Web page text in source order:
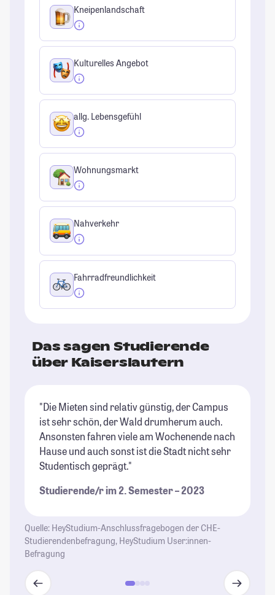
Kneipenlandschaft
Kulturelles Angebot
allg. Lebensgefühl
Wohnungsmarkt
Nahverkehr
Fahrradfreundlichkeit
Das sagen Studierende
über Kaiserslautern
"Die Mieten sind relativ günstig, der Campus
ist sehr schön, der Wald drumherum auch.
Ansonsten fahren viele am Wochenende nach
Hause und auch sonst ist die Stadt nicht sehr
Studentisch geprägt."
Studierende/r im 2. Semester – 2023
Quelle: HeyStudium-Anschlussfragebogen der CHE-
Studierendenbefragung, HeyStudium User:innen-
Befragung